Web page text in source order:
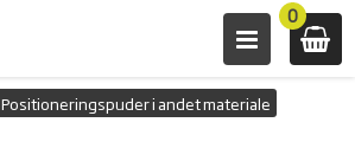
0
Positioneringspuder i andet materiale